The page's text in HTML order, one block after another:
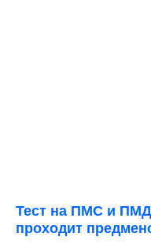
Тест на ПМС и
проходит